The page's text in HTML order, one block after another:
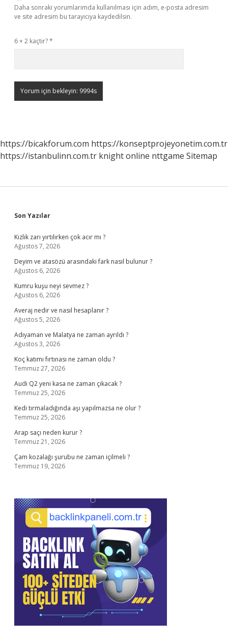
Daha sonraki yorumlarımda kullanılması için adım, e-posta adresim
ve site adresim bu tarayıcıya kaydedilsin.
6 + 2 kaçtır?*
https://bicakforum.com https://konseptprojeyonetim.com.tr
https://istanbulinn.com.tr knight online nttgame Sitemap
Sidebar
Son Yazılar
Kızlık zarı yırtılırken çok acır mı ?
Ağustos 7, 2026
Deyim ve atasözü arasındaki fark nasıl bulunur ?
Ağustos 6, 2026
Kumru kuşu neyi sevmez ?
Ağustos 6, 2026
Averaj nedir ve nasıl hesaplanır ?
Ağustos 5, 2026
Adıyaman ve Malatya ne zaman ayrıldı ?
Ağustos 3, 2026
Koç katımı fırtınası ne zaman oldu ?
Temmuz 27, 2026
Audi Q2 yeni kasa ne zaman çıkacak ?
Temmuz 25, 2026
Kedi tırmaladığında aşı yapılmazsa ne olur ?
Temmuz 25, 2026
Arap saçı neden kurur ?
Temmuz 21, 2026
Çam kozalağı şurubu ne zaman içilmeli ?
Temmuz 19, 2026